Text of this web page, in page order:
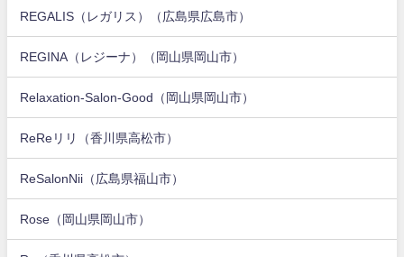
REGALIS（レガリス）（広島県広島市）
REGINA（レジーナ）（岡山県岡山市）
Relaxation-Salon-Good（岡山県岡山市）
ReReリリ（香川県高松市）
ReSalonNii（広島県福山市）
Rose（岡山県岡山市）